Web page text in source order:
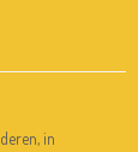
in